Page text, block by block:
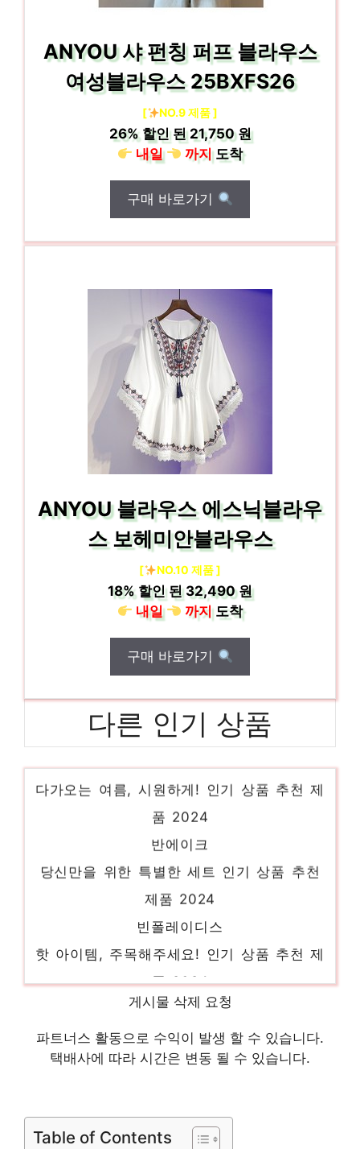
ANYOU 샤 펀칭 퍼프 블라우스
여성블라우스 25BXFS26
[ NO.9 제품 ]
26%할인 된21,750 원
내일
까지도착
구매 바로가기
ANYOU 블라우스 에스닉블라우
스 보헤미안블라우스
[ NO.10 제품 ]
18%할인 된32,490 원
내일
까지도착
구매 바로가기
다른 인기 상품
스튜디오톰보이원피스
품 2024
반에이크
당신만을 위한 특별한 세트 인기 상품 추천
제품 2024
빈폴레이디스
핫 아이템, 주목해주세요! 인기 상품 추천 제
품 2024
jj지고트
추천 제품 2024
추천 제품 2024
게시물 삭제 요청
파트너스 활동으로 수익이 발생 할 수 있습니다.
택배사에 따라 시간은 변동 될 수 있습니다.
Table of Contents